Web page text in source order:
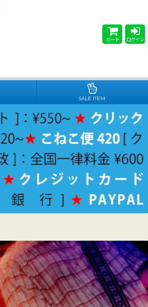
カート ログイン
SALE ITEM